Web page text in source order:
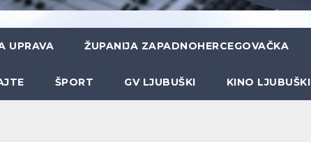
UPRAVA ŽUPANIJA ZAPADNOHERCEGOVAČKA
ŠPORT GV LJUBUŠKI KINO LJUBUŠKI